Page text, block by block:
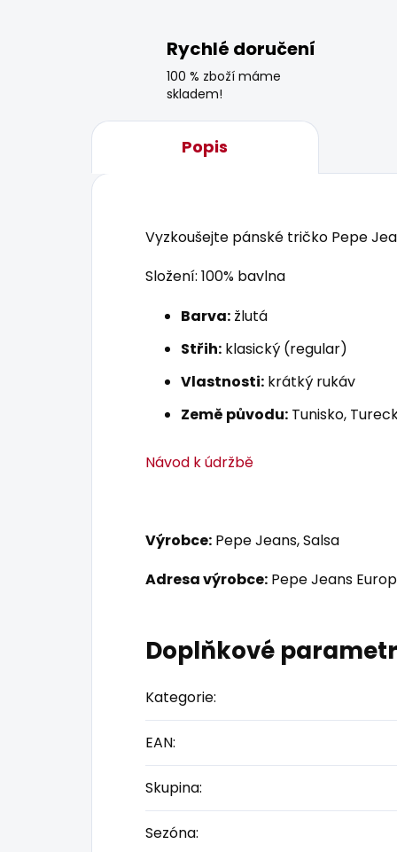
Rychlé doručení
100 % zboží máme
skladem!
Popis
Vyzkoušejte pánské tričko Pepe
Složení: 100% bavlna
Barva: žlutá
Střih: klasický (regular)
Vlastnosti: krátký rukáv
Země původu: Tunisko,
Návod k údržbě
Výrobce: Pepe Jeans, Salsa
Adresa výrobce: Pepe Jeans
Doplňkové
Kategorie:
EAN:
Skupina:
Sezóna: